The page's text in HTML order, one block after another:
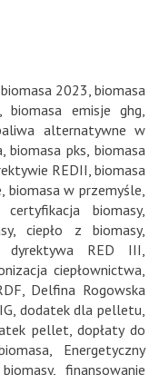
biomasa 2023,biomasa
biomasa emisje ghg,
alternatywne w
,biomasa pks,biomasa
REDII, biomasa
, biomasa w przemyśle,
certyfikacja biomasy,
,ciepło z biomasy,
dyrektywa RED III,
ciepłownictwa,
, Delfina Rogowska
, dodatek dla pelletu,
pellet,dopłaty do
, Energetyczny
,finansowanie